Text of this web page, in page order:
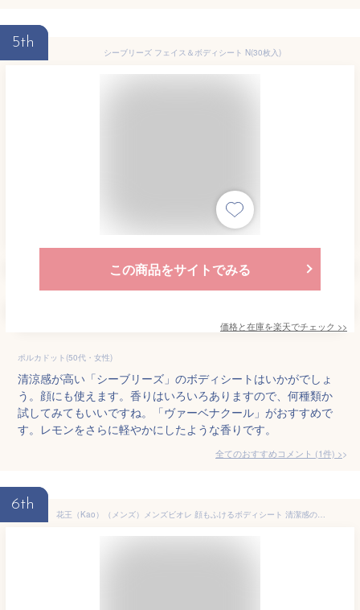
5th
シーブリーズ フェイス＆ボディシート N(30枚入)
この商品をサイトでみる
価格と在庫を楽天でチェック >>
ポルカドット(50代・女性)
清涼感が高い「シーブリーズ」のボディシートはいかがでしょ
う。顔にも使えます。香りはいろいろありますので、何種類か
試してみてもいいですね。「ヴァーベナクール」がおすすめで
す。レモンをさらに軽やかにしたような香りです。
全てのおすすめコメント (1件) >
6th
花王（Kao）（メンズ）メンズビオレ 顔もふけるボディシート 清潔感のある石けんの香り 28枚入